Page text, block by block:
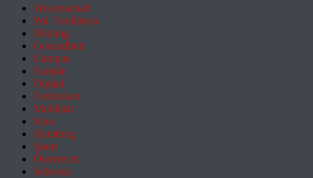
Wissenschaft
Pol. Feuilleton
Bildung
Gesundheit
Campus
Familie
Digital
Entdecken
Mobilität
Sinn
Hamburg
Sport
Österreich
Schweiz